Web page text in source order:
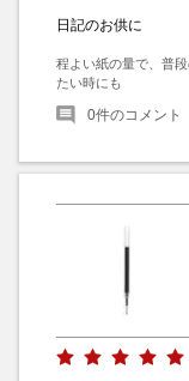
日記のお供に
程よい紙の量で、普
たい時にも
0件のコメント